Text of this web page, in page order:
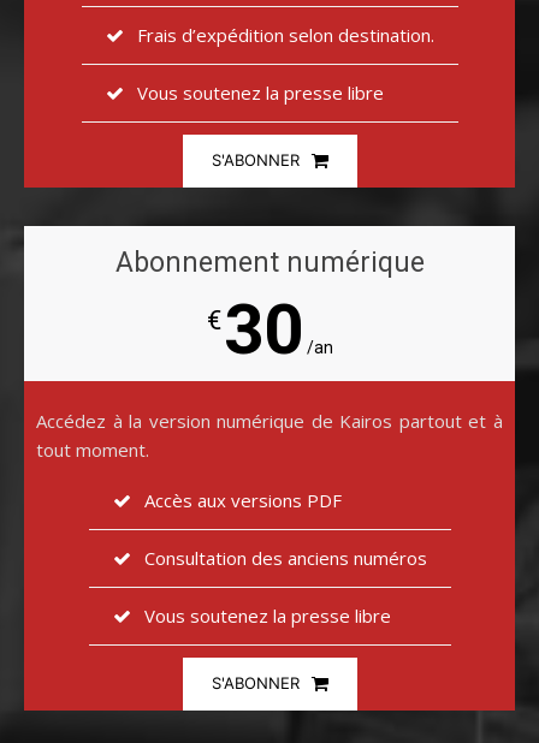
Frais d’expédition selon destination.
Vous soutenez la presse libre
S'ABONNER
Abonnement numérique
€30 /an
Accédez à la version numérique de Kairos partout et à
tout moment.
Accès aux versions PDF
Consultation des anciens numéros
Vous soutenez la presse libre
S'ABONNER